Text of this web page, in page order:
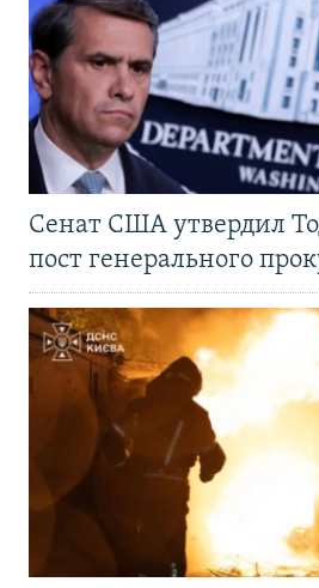
Сенат США утвердил
пост генерального